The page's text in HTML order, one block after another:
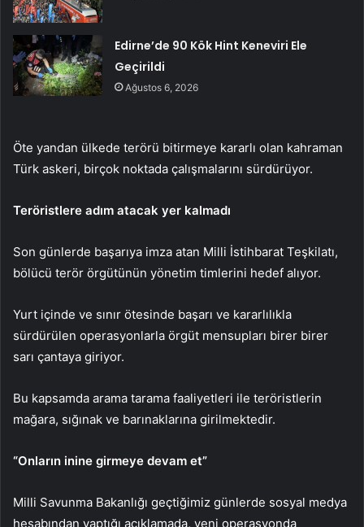
Edirne’de 90 Kök Hint Keneviri Ele
Geçirildi
Ağustos 6, 2026
Öte yandan ülkede terörü bitirmeye kararlı olan kahraman
Türk askeri, birçok noktada çalışmalarını sürdürüyor.
Teröristlere adım atacak yer kalmadı
Son günlerde başarıya imza atan Milli İstihbarat Teşkilatı,
bölücü terör örgütünün yönetim timlerini hedef alıyor.
Yurt içinde ve sınır ötesinde başarı ve kararlılıkla
sürdürülen operasyonlarla örgüt mensupları birer birer
sarı çantaya giriyor.
Bu kapsamda arama tarama faaliyetleri ile teröristlerin
mağara, sığınak ve barınaklarına girilmektedir.
“Onların inine girmeye devam et”
Milli Savunma Bakanlığı geçtiğimiz günlerde sosyal medya
hesabından yaptığı açıklamada, yeni operasyonda